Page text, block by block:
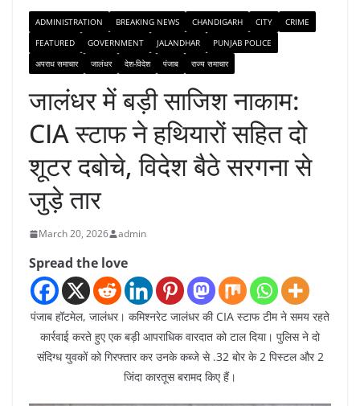
ADMINISTRATION BREAKING NEWS CHANDIGARH CITY
CRIME
FEATURED
GOVERNMENT JALANDHAR
PUNJAB POLICE
अपराध समाचार
जालंधर देश-विदेश पंजाब राज्य समाचार
जालंधर में बड़ी साजिश नाकाम:
CIA स्टाफ ने हथियारों सहित दो
शूटर दबोचे, विदेश बैठे सरगना से
जुड़े तार
March 20, 2026 admin
Spread the love
पंजाब हॉटमेल, जालंधर। कमिश्नरेट जालंधर की CIA स्टाफ टीम ने समय रहते
कार्रवाई करते हुए एक बड़ी आपराधिक वारदात को टाल दिया। पुलिस ने दो
संदिग्ध युवकों को गिरफ्तार कर उनके कब्जे से .32 बोर के 2 पिस्टल और 2
जिंदा कारतूस बरामद किए हैं।